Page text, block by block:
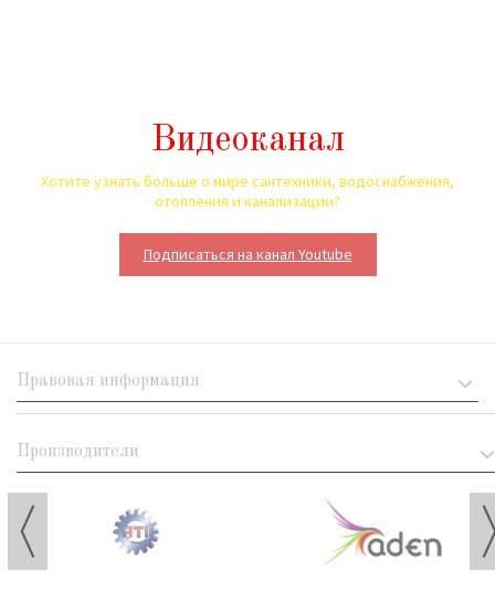
Видеоканал
Хотите узнать больше о мире сантехники, водоснабжения,
отопления и канализации?
Подписаться на канал Youtube
Правовая информация
Производители